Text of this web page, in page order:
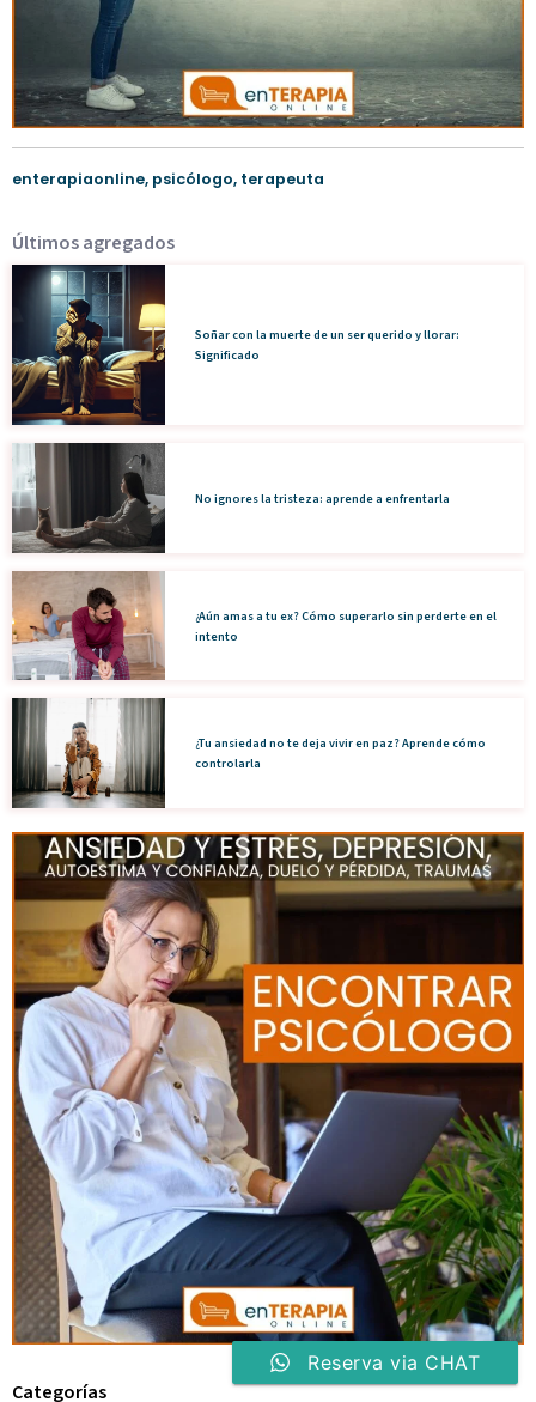
enterapiaonline, psicólogo, terapeuta
Últimos agregados
Soñar con la muerte de un ser querido y llorar:
Significado
No ignores la tristeza: aprende a enfrentarla
¿Aún amas a tu ex? Cómo superarlo sin perderte en el
intento
¿Tu ansiedad no te deja vivir en paz? Aprende cómo
controlarla
Categorías
Reserva via CHAT